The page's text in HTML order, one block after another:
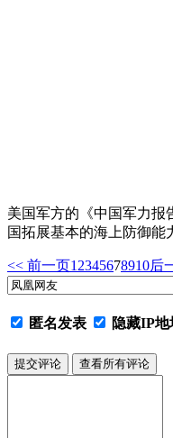
美国军方的《中国军力报
国拓展基本的海上防御能
<< 前一页1 2345678910后
匿名发表 隐藏IP地